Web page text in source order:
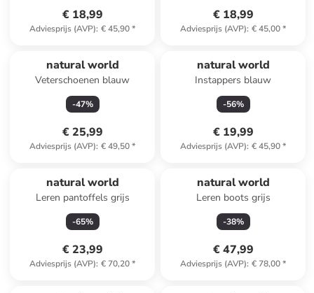
€ 18,99
Adviesprijs (AVP): € 45,90*
€ 18,99
Adviesprijs (AVP): € 45,00*
natural world
Veterschoenen blauw
-47%
€ 25,99
Adviesprijs (AVP): € 49,50*
natural world
Instappers blauw
-56%
€ 19,99
Adviesprijs (AVP): € 45,90*
natural world
Leren pantoffels grijs
-65%
€ 23,99
Adviesprijs (AVP): € 70,20*
natural world
Leren boots grijs
-38%
€ 47,99
Adviesprijs (AVP): € 78,00*